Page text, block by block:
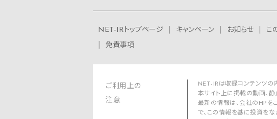
NET-IRトップページ キャンペーン お知らせ こ
免責事項
ご利用上の
注意
NET-IRは収録コンテンツの
本サイト上に掲載の動画、静
最新の情報は、会社のHPを
で、この情報を基に投資をな